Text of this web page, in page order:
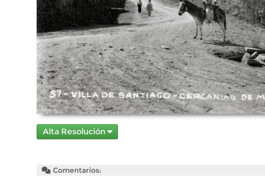
Alta Resolución
Comentarios: